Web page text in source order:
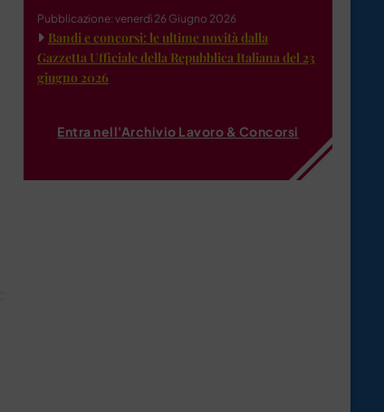
Pubblicazione: venerdì 26 Giugno 2026
Bandi e concorsi: le ultime novità dalla
Gazzetta Ufficiale della Repubblica Italiana del 23
giugno 2026
Entra nell'Archivio Lavoro & Concorsi